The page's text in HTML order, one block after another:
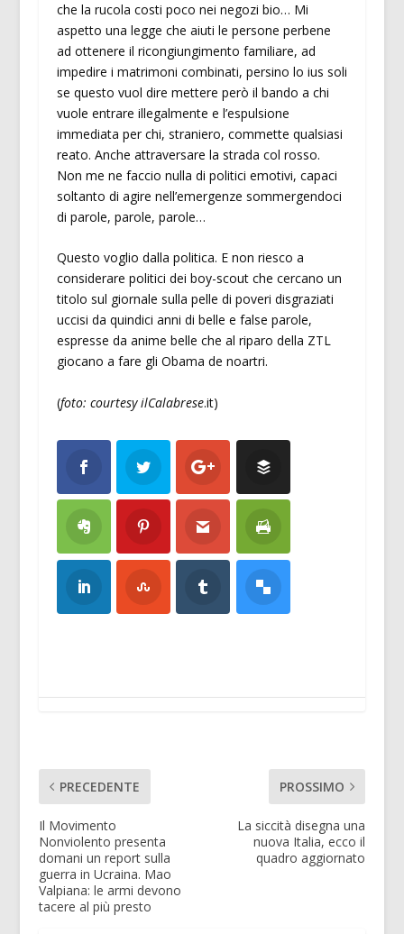
che la rucola costi poco nei negozi bio… Mi
aspetto una legge che aiuti le persone perbene
ad ottenere il ricongiungimento familiare, ad
impedire i matrimoni combinati, persino lo ius soli
se questo vuol dire mettere però il bando a chi
vuole entrare illegalmente e l’espulsione
immediata per chi, straniero, commette qualsiasi
reato. Anche attraversare la strada col rosso.
Non me ne faccio nulla di politici emotivi, capaci
soltanto di agire nell’emergenze sommergendoci
di parole, parole, parole…
Questo voglio dalla politica. E non riesco a
considerare politici dei boy-scout che cercano un
titolo sul giornale sulla pelle di poveri disgraziati
uccisi da quindici anni di belle e false parole,
espresse da anime belle che al riparo della ZTL
giocano a fare gli Obama de noartri.
(foto: courtesy ilCalabrese.it)
PRECEDENTE
Il Movimento
Nonviolento presenta
domani un report sulla
guerra in Ucraina. Mao
Valpiana: le armi devono
tacere al più presto
PROSSIMO
La siccità disegna una
nuova Italia, ecco il
quadro aggiornato